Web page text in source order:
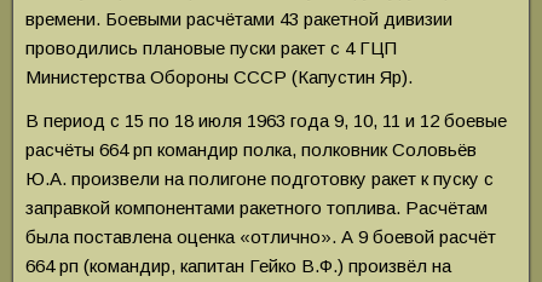
времени. Боевыми расчётами 43 ракетной дивизии
проводились плановые пуски ракет с 4 ГЦП
Министерства Обороны СССР (Капустин Яр).
В период с 15 по 18 июля 1963 года 9, 10, 11 и 12 боевые
расчёты 664 рп командир полка, полковник Соловьёв
Ю.А. произвели на полигоне подготовку ракет к пуску с
заправкой компонентами ракетного топлива. Расчётам
была поставлена оценка «отлично». А 9 боевой расчёт
664 рп (командир, капитан Гейко В.Ф.) произвёл на